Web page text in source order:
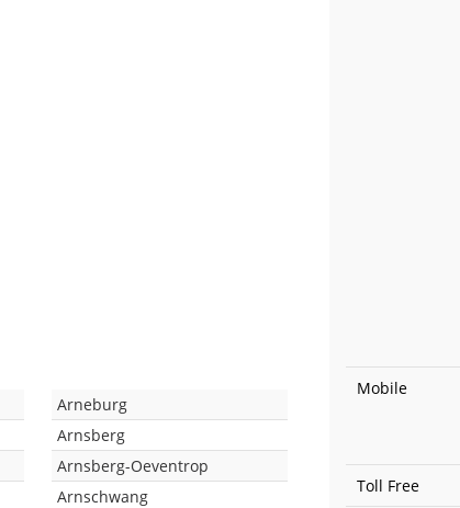
Arneburg
Arnsberg
Arnsberg-Oeventrop
Arnschwang
Mobile
Toll Free